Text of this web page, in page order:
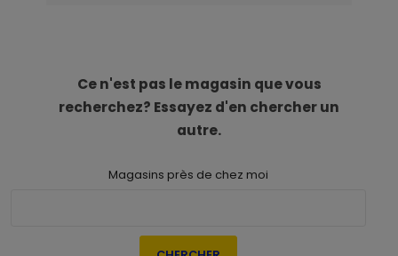
Ce n'est pas le magasin que vous
recherchez? Essayez d'en chercher un
autre.
Magasins près de chez moi